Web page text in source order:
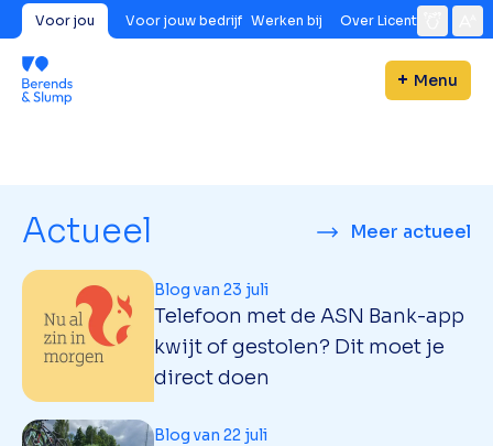
Voor jou Voor jouw bedrijf Werken bij Over Licent
Menu
Actueel Meer actueel
Telefoon met de ASN Bank-app
kwijt of gestolen? Dit moet je
direct doen
Blog van 23 juli
Blog van 22 juli